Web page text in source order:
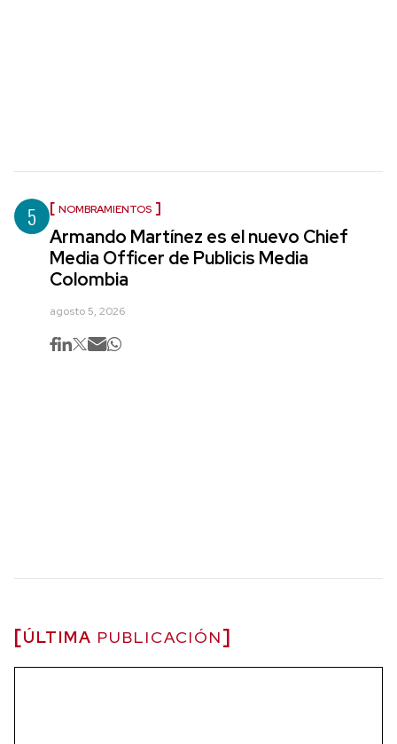
5 NOMBRAMIENTOS
Armando Martínez es el nuevo Chief
Media Officer de Publicis Media
Colombia
agosto 5, 2026
ÚLTIMA PUBLICACIÓN